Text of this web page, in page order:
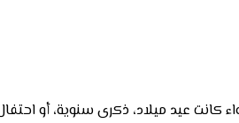
عيد ميلاد، ذكرى سنوية، أو